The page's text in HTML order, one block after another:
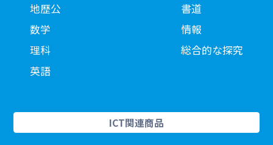
地歴公
数学
理科
英語
書道
情報
総合的な探究
ICT関連商品